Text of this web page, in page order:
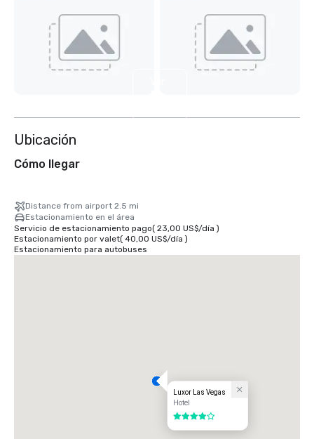
Ubicación
Cómo llegar
Distance from airport 2.5 mi
Estacionamiento en el área
Servicio de estacionamiento pago( 23,00 US$/día )
Estacionamiento por valet( 40,00 US$/día )
Estacionamiento para autobuses
Luxor Las Vegas
Hotel
4 de 5